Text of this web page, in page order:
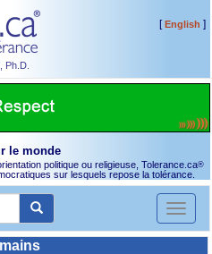
Ph.D.
[English ]
le monde
politique ou religieuse, Tolerance.ca®
sur lesquels repose la tolérance.
Toggle